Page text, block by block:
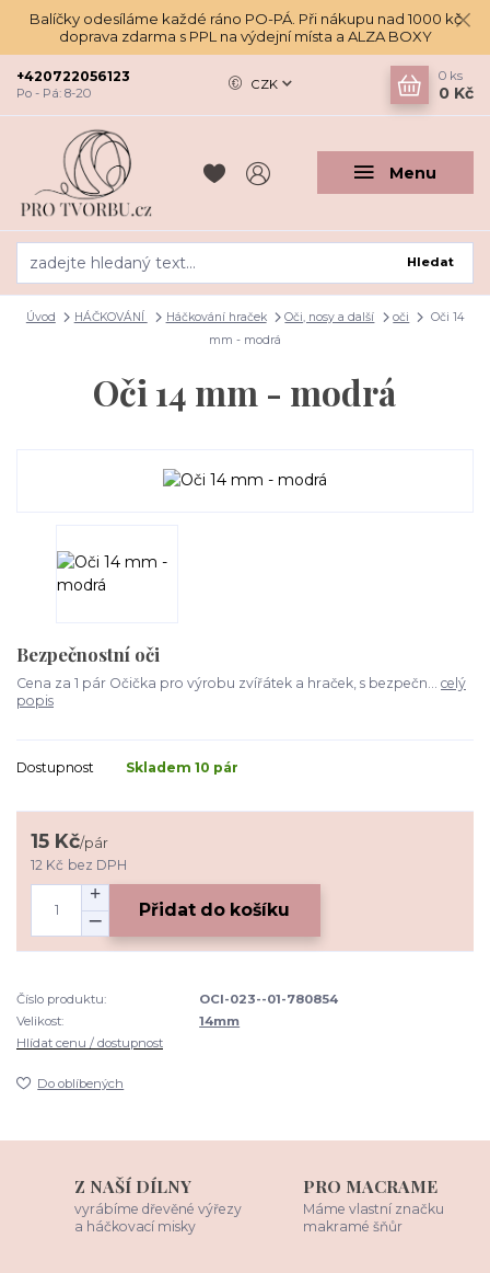
Balíčky odesíláme každé ráno PO-PÁ. Při nákupu nad 1000 kč
doprava zdarma s PPL na výdejní místa a ALZA BOXY
Menu
CZK
Hledat
+420722056123
Po - Pá: 8-20
0 ks
0 Kč
Úvod HÁČKOVÁNÍ Háčkování hraček Oči, nosy a další oči
Oči 14
mm - modrá
Oči 14 mm - modrá
Bezpečnostní oči
Cena za 1 pár Očička pro výrobu zvířátek a hraček, s bezpečn... celý
popis
Dostupnost Skladem 10 pár
15 Kč/pár
12 Kč bez DPH
Přidat do košíku
Číslo produktu:
OCI-023--01-780854
Velikost:
14mm
Hlídat cenu / dostupnost
Do oblíbených
Z NAŠÍ DÍLNY
vyrábíme dřevěné výřezy
a háčkovací misky
PRO MACRAME
Máme vlastní značku
makramé šňůr